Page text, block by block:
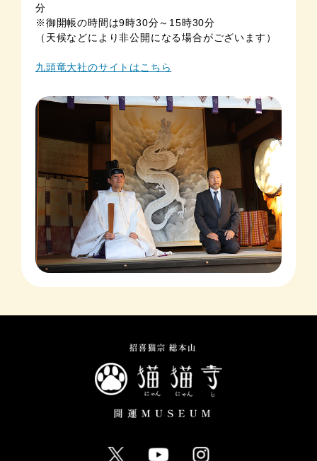
分
※御開帳の時間は9時30分～15時30分
（天候などにより非公開になる場合がございます）
九頭竜大社のサイトはこちら